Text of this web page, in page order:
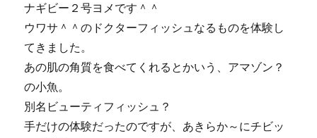
ナギビー２号ヨメです＾＾
ウワサ＾＾のドクターフィッシュなるものを体験し
てきました。
あの肌の角質を食べてくれるとかいう、アマゾン？
の小魚。
別名ビューティフィッシュ？
手だけの体験だったのですが、あきらか～にチビッ